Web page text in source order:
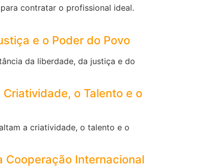
contratar o profissional ideal.
e o Poder do Povo
da liberdade, da justiça e do
o Talento e o
a criatividade, o talento e o
Cooperação Internacional